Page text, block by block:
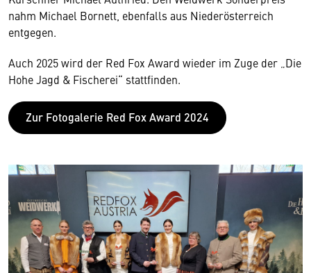
nahm Michael Bornett, ebenfalls aus Niederösterreich
entgegen.
Auch 2025 wird der Red Fox Award wieder im Zuge der „Die
Hohe Jagd & Fischerei“ stattfinden.
Zur Fotogalerie Red Fox Award 2024